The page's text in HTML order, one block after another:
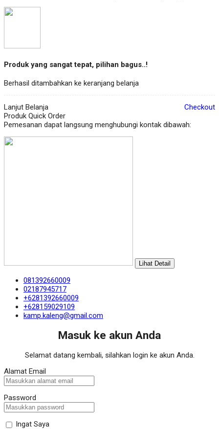
Produk yang sangat tepat, pilihan bagus..!
Berhasil ditambahkan ke keranjang belanja
Lanjut Belanja
Checkout
Produk Quick Order
Pemesanan dapat langsung menghubungi kontak dibawah:
Lihat Detail
081392660009
02187945717
+6281392660009
+628159029109
kamp.kaleng@gmail.com
Masuk ke akun Anda
Selamat datang kembali, silahkan login ke akun Anda.
Alamat Email
Password
Ingat Saya